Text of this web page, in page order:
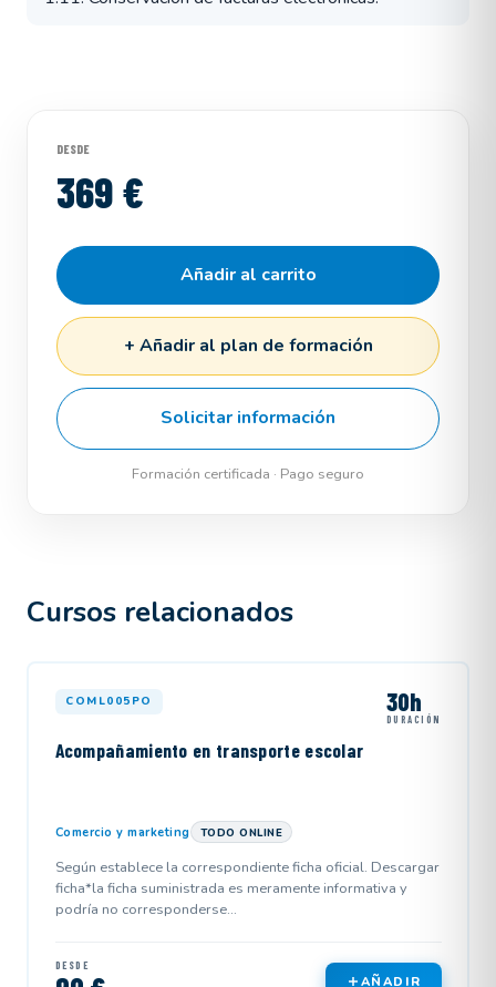
DESDE
369 €
Añadir al carrito
+ Añadir al plan de formación
Solicitar información
Formación certificada · Pago seguro
Cursos relacionados
COML005PO 30h
DURACIÓN
Acompañamiento en transporte escolar
Comercio y marketing TODO ONLINE
Según establece la correspondiente ficha oficial. Descargar
ficha*la ficha suministrada es meramente informativa y
podría no corresponderse...
DESDE
AÑADIR